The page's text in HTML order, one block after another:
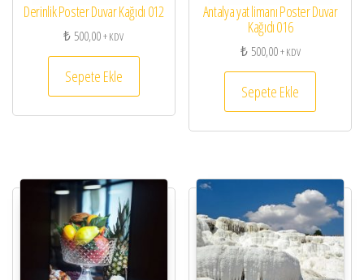
Derinlik Poster Duvar Kağıdı 012
₺ 500,00+ KDV
Sepete Ekle
Antalya yat limanı Poster Duvar
Kağıdı 016
₺500,00+ KDV
Sepete Ekle